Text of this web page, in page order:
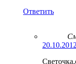
Ответить